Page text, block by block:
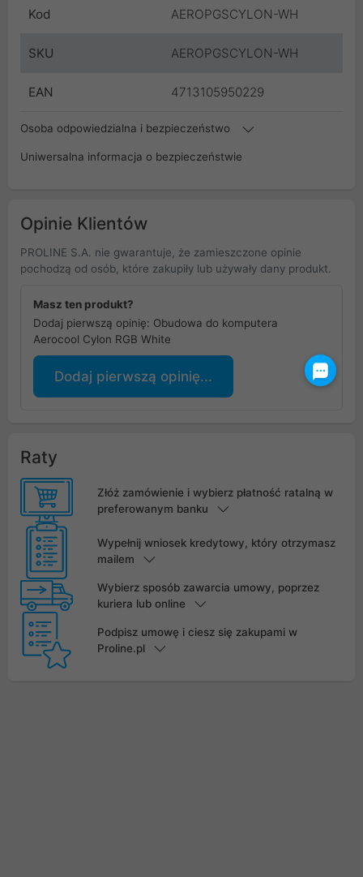
Kod AEROPGSCYLON-WH
SKU AEROPGSCYLON-WH
EAN 4713105950229
Osoba odpowiedzialna i bezpieczeństwo
Uniwersalna informacja o bezpieczeństwie
Opinie Klientów
PROLINE S.A. nie gwarantuje, że zamieszczone opinie
pochodzą od osób, które zakupiły lub używały dany produkt.
Masz ten produkt?
Dodaj pierwszą opinię: Obudowa do komputera
Aerocool Cylon RGB White
Dodaj pierwszą opinię...
Raty
Złóż zamówienie i wybierz płatność ratalną w
preferowanym banku
Wypełnij wniosek kredytowy, który otrzymasz
mailem
Wybierz sposób zawarcia umowy, poprzez
kuriera lub online
Podpisz umowę i ciesz się zakupami w
Proline.pl